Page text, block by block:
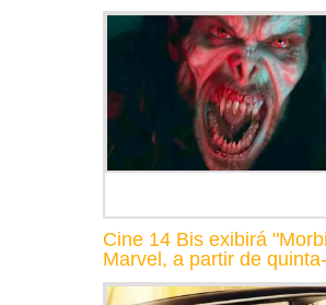
Cine 14 Bis exibirá
Marvel, a partir de